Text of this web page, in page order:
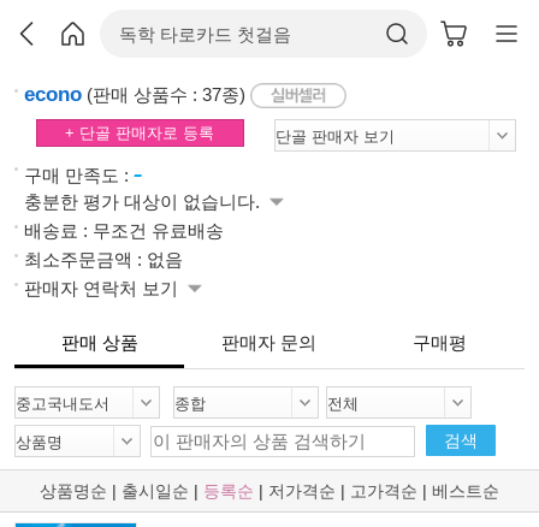
econo (판매 상품수 : 37종)
+ 단골 판매자로 등록
구매 만족도 : -
충분한 평가 대상이 없습니다.
배송료 : 무조건 유료배송
최소주문금액 : 없음
판매자 연락처 보기
판매 상품 판매자 문의 구매평
검색
상품명순 | 출시일순 | 등록순 | 저가격순 | 고가격순 | 베스트순